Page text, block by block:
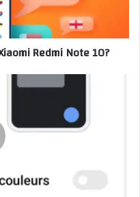
Redmi Note 10?